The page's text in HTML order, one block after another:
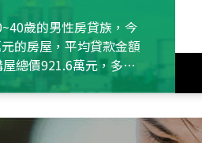
歲的男性房貸族，今
的房屋，平均貸款金額
總價921.6萬元，多出